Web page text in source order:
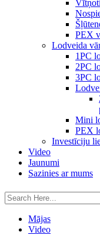
PEX
Lodveida
1PC
2PC
3PC
Mini
PEX
Investīciju
Video
Jaunumi
Sazinies ar mums
Mājas
Video